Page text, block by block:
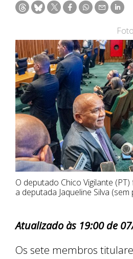
O deputado Chico Vigilante
a deputada Jaqueline Silva (sem
Atualizado às 19:00 de
Os sete membros